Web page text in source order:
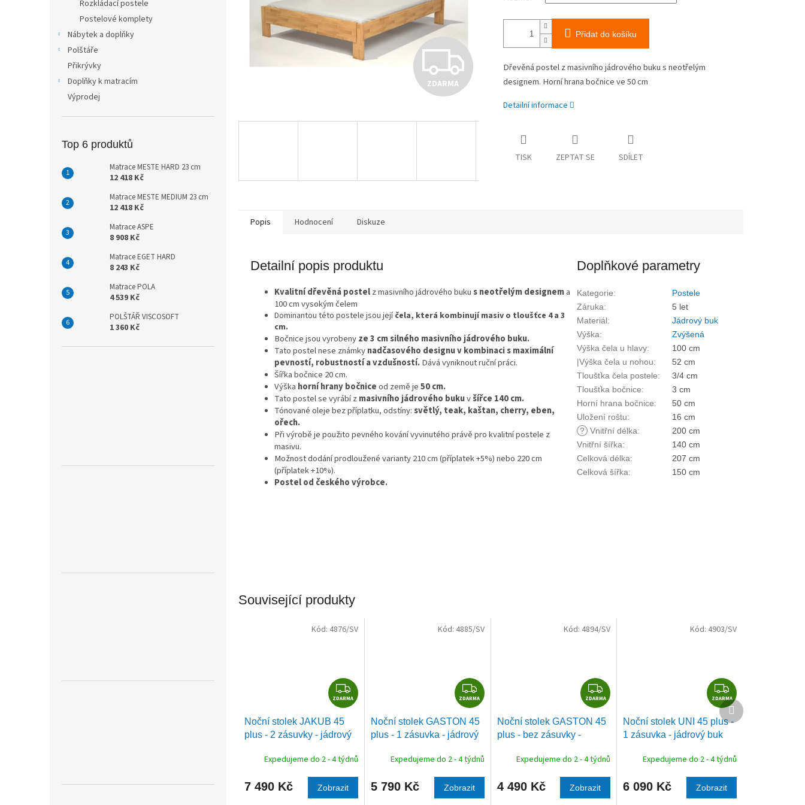
Rozkládací postele
Postelové komplety
Nábytek a doplňky
Polštáře
Přikrývky
Doplňky k matracím
Výprodej
Top 6 produktů
Matrace MESTE HARD 23 cm
12 418 Kč
Matrace MESTE MEDIUM 23 cm
12 418 Kč
Matrace ASPE
8 908 Kč
Matrace EGET HARD
8 243 Kč
Matrace POLA
4 539 Kč
POLŠTÁŘ VISCOSOFT
1 360 Kč
Z
D
R
ZDARMA
Přidat do košíku
Dřevěná postel z masivního jádrového buku s neotřelým
designem. Horní hrana bočnice ve 50 cm
Detailní informace
TISK ZEPTAT SE SDÍLET
Popis Hodnocení Diskuze
Detailní popis produktu
Kvalitnídřevěná postelz masivního jádrového bukus neotřelým designema
100 cm vysokým čelem
Dominantou této postele jsou jejíčela, která kombinují masiv o tloušťce 4 a 3
cm.
Bočnice jsou vyrobenyze 3 cm silného masivního jádrového buku.
Tato postel nese známkynadčasového designu v kombinaci s maximální
pevností, robustností a vzdušností.Dává vyniknout ruční práci.
Šířka bočnice 20 cm.
Výška horní hrany bočniceod země je50 cm.
Tato postel se vyrábí zmasivního jádrového bukuvšířce 140 cm.
Tónované oleje bez příplatku, odstíny:světlý, teak, kaštan, cherry, eben,
ořech.
Při výrobě je použito pevného kování vyvinutého právě pro kvalitní postele z
masivu.
Možnost dodání prodloužené varianty 210 cm (příplatek +5%) nebo 220 cm
(příplatek +10%).
Postel od českého výrobce.
Doplňkové parametry
Kategorie:
Postele
Záruka:
5 let
Materiál:
Jádrový buk
Výška:
Zvýšená
Výška čela u hlavy:
100 cm
|Výška čela u nohou:
52 cm
Tloušťka čela postele:
3/4 cm
Tloušťka bočnice:
3 cm
Horní hrana bočnice:
50 cm
Uložení roštu:
16 cm
? Vnitřní délka:
200 cm
Vnitřní šířka:
140 cm
Celková délka:
207 cm
Celková šířka: 150 cm
Související produkty
Z
D
R
A
ZDARMA
Noční stolek JAKUB 45
plus - 2 zásuvky - jádrový
Expedujeme do 2 - 4 týdnů
7 490 Kč Zobrazit
Kód: 4876/SV
Z
D
A
R
A
ZDARMA
Noční stolek GASTON 45
plus - 1 zásuvka - jádrový
Expedujeme do 2 - 4 týdnů
5 790 Kč Zobrazit
Kód: 4885/SV
Z
D
A
A
ZDARMA
Noční stolek GASTON 45
plus - bez zásuvky -
Expedujeme do 2 - 4 týdnů
4 490 Kč Zobrazit
Kód: 4894/SV
Z
D
A
A
ZDARMA
Noční stolek UNI 45 plus -
1 zásuvka - jádrový buk
Expedujeme do 2 - 4 týdnů
6 090 Kč Zobrazit
Kód: 4903/SV
Další
produkt